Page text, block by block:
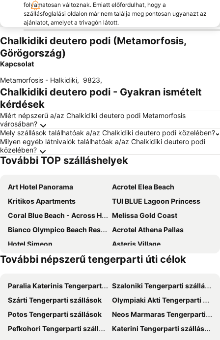
folyamatosan változnak. Emiatt előfordulhat, hogy a
szállásfoglalási oldalon már nem találja meg pontosan ugyanazt az
ajánlatot, amelyet a trivagón látott.
Chalkidiki deutero podi (Metamorfosis,
Görögország)
Kapcsolat
Metamorfosis - Halkidiki, 9823,
Chalkidiki deutero podi - Gyakran ismételt
kérdések
Miért népszerű a/az Chalkidiki deutero podi Metamorfosis
városában?
Mely szállások találhatóak a/az Chalkidiki deutero podi közelében?
Milyen egyéb látnivalók találhatóak a/az Chalkidiki deutero podi
közelében?
További TOP szálláshelyek
Art Hotel Panorama
Acrotel Elea Beach
Kritikos Apartments
TUI BLUE Lagoon Princess
Coral Blue Beach - Across Hotels & Resorts
Melissa Gold Coast
Bianco Olympico Beach Resort by Anayia All Inclusive Resorts
Acrotel Athena Pallas
Hotel Simeon
Asteris Village
Assa Maris Beach Hotel
Lagomandra Hotel & Spa
Porfi Beach Hotel
Hotel Rema
Hotel Alexandros
Viraggas Traditional hotel
Oliva Suites
Kalives Resort
Ikos Olivia
Marina Hotel
További népszerű tengerparti úti célok
Paralia Katerinis Tengerparti szállások
Szaloniki Tengerparti szállások
Szárti Tengerparti szállások
Olympiaki Akti Tengerparti szállások
Potos Tengerparti szállások
Neos Marmaras Tengerparti szállások
Pefkohori Tengerparti szállások
Katerini Tengerparti szállások